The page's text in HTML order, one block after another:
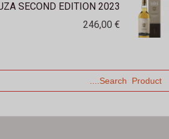
SECOND EDITION 2023
246,00 €
Search
for:
SEARCH BUTTON